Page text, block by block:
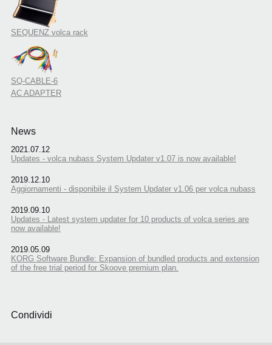
SEQUENZ volca rack
SQ-CABLE-6
AC ADAPTER
News
2021.07.12
Updates - volca nubass System Updater v1.07 is now available!
2019.12.10
Aggiornamenti - disponibile il System Updater v1.06 per volca nubass
2019.09.10
Updates - Latest system updater for 10 products of volca series are
now available!
2019.05.09
KORG Software Bundle: Expansion of bundled products and extension
of the free trial period for Skoove premium plan.
Condividi